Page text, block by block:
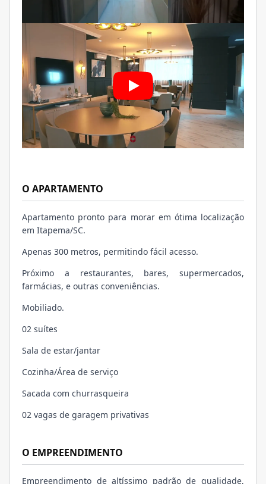
O APARTAMENTO
Apartamento pronto para morar em ótima localização
em Itapema/SC.
Apenas 300 metros, permitindo fácil acesso.
Próximo a restaurantes, bares, supermercados,
farmácias, e outras conveniências.
Mobiliado.
02 suítes
Sala de estar/jantar
Cozinha/Área de serviço
Sacada com churrasqueira
02 vagas de garagem privativas
O EMPREENDIMENTO
Empreendimento de altíssimo padrão de qualidade,